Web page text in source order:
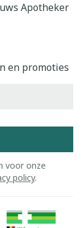
Apotheker
en promoties
voor onze
policy.